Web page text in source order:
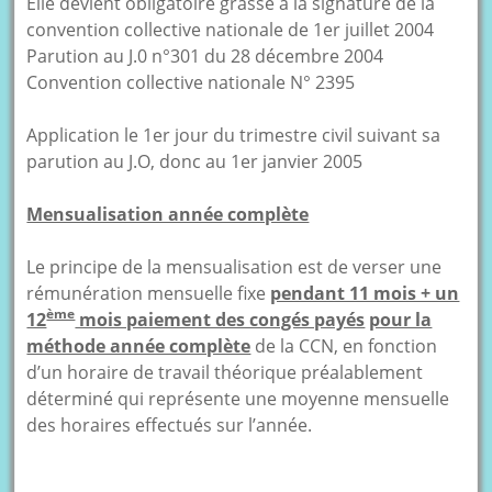
convention collective nationale de 1er juillet 2004
Parution au J.0 n°301 du 28 décembre 2004
Convention collective nationale N° 2395
Application le 1er jour du trimestre civil suivant sa
parution au J.O, donc au 1er janvier 2005
Mensualisation année complète
Le principe de la mensualisation est de verser une
rémunération mensuelle fixe pendant 11 mois + un
12èmemois paiement des congés payés pour la
méthode année complète de la CCN, en fonction
d’un horaire de travail théorique préalablement
déterminé qui représente une moyenne mensuelle
des horaires effectués sur l’année.